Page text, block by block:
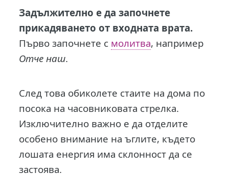
Задължително е да започнете
прикадяването от входната врата.
Първо започнете с молитва, например
Отче наш.
След това обиколете стаите на дома по
посока на часовниковата стрелка.
Изключително важно е да отделите
особено внимание на ъглите, където
лошата енергия има склонност да се
застоява.